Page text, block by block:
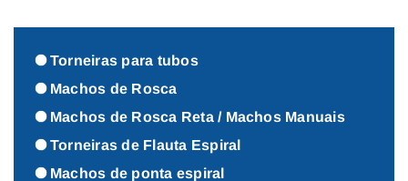
Torneiras para tubos
Machos de Rosca
Machos de Rosca Reta / Machos Manuais
Torneiras de Flauta Espiral
Machos de ponta espiral